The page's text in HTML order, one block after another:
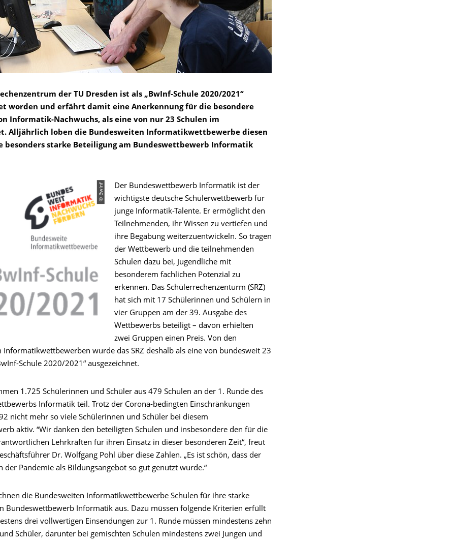
der TU Dresden ist als „BwInf-Schule 2020/2021“
worden und erfährt damit eine Anerkennung für die besondere
Informatik-Nachwuchs, als eine von nur 23 Schulen im
Alljährlich loben die Bundesweiten Informatikwettbewerbe diesen
besonders starke Beteiligung am Bundeswettbewerb Informatik
© BwInf
Der Bundeswettbewerb Informatik ist der
wichtigste deutsche Schülerwettbewerb für
junge Informatik-Talente. Er ermöglicht den
Teilnehmenden, ihr Wissen zu vertiefen und
ihre Begabung weiterzuentwickeln. So tragen
der Wettbewerb und die teilnehmenden
Schulen dazu bei, Jugendliche mit
besonderem fachlichen Potenzial zu
erkennen. Das Schülerrechenzenturm (SRZ)
hat sich mit 17 Schülerinnen und Schülern in
vier Gruppen am der 39. Ausgabe des
Wettbewerbs beteiligt – davon erhielten
zwei Gruppen einen Preis. Von den
Informatikwettbewerben wurde das SRZ deshalb als eine von bundesweit 23
Schule 2020/2021“ ausgezeichnet.
1.725 Schülerinnen und Schüler aus 479 Schulen an der 1. Runde des
Informatik teil. Trotz der Corona-bedingten Einschränkungen
nicht mehr so viele Schülerinnen und Schüler bei diesem
aktiv. “Wir danken den beteiligten Schulen und insbesondere den für die
Lehrkräften für ihren Einsatz in dieser besonderen Zeit“, freut
Dr. Wolfgang Pohl über diese Zahlen. „Es ist schön, dass der
der Pandemie als Bildungsangebot so gut genutzt wurde.“
die Bundesweiten Informatikwettbewerbe Schulen für ihre starke
Bundeswettbewerb Informatik aus. Dazu müssen folgende Kriterien erfüllt
drei vollwertigen Einsendungen zur 1. Runde müssen mindestens zehn
Schüler, darunter bei gemischten Schulen mindestens zwei Jungen und